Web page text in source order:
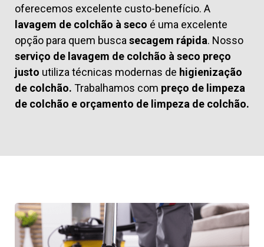
oferecemos excelente custo-benefício. A
lavagem de colchão à seco é uma excelente
opção para quem busca secagem rápida. Nosso
serviço de lavagem de colchão à seco preço
justo utiliza técnicas modernas de higienização
de colchão. Trabalhamos com preço de limpeza
de colchão e orçamento de limpeza de colchão.